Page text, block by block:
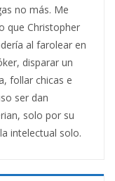
no más. Me
que Christopher
al farolear en
disparar un
follar chicas e
ser dan
solo por su
intelectual solo.